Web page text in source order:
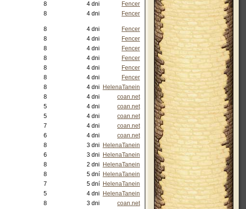
8 4 dni
Fencer
8 4 dni Fencer
8 4 dni
Fencer
8 4 dni
Fencer
8 4 dni
Fencer
8 4 dni
Fencer
8 4 dni
Fencer
8 4 dni
Fencer
8 4 dni
HelenaTanein
8 4 dni
coan.net
5 4 dni
coan.net
5 4 dni
coan.net
7 4 dni
coan.net
6 4 dni
coan.net
8 3 dni
HelenaTanein
6 3 dni
HelenaTanein
8 2 dni
HelenaTanein
8 5 dní HelenaTanein
7 5 dní HelenaTanein
5 4 dni
HelenaTanein
8 3 dni
coan.net